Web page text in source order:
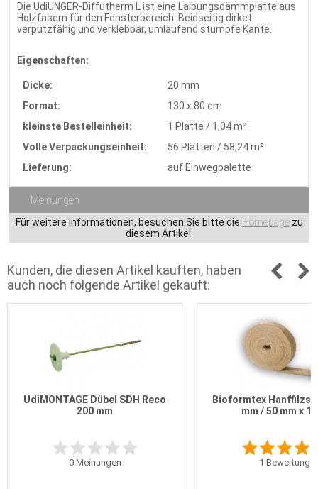
Die UdiUNGER-Diffutherm L ist eine Laibungsdämmplatte aus
Holzfasern für den Fensterbereich. Beidseitig dirket
verputzfähig und verklebbar, umlaufend stumpfe Kante.
Eigenschaften:
Dicke:
20 mm
Format:
130 x 80 cm
kleinste Bestelleinheit:
1 Platte / 1,04 m²
Volle Verpackungseinheit:
56 Platten / 58,24 m²
Lieferung:
auf Einwegpalette
Meinungen
Für weitere Informationen, besuchen Sie bitte die Homepagezu
diesem Artikel.
Kunden, die diesen Artikel kauften, haben
auch noch folgende Artikel gekauft:
UdiMONTAGE Dübel SDH Reco
200 mm
0Meinungen
Bioformtex
mm / 50 mm x
1 Bewertung